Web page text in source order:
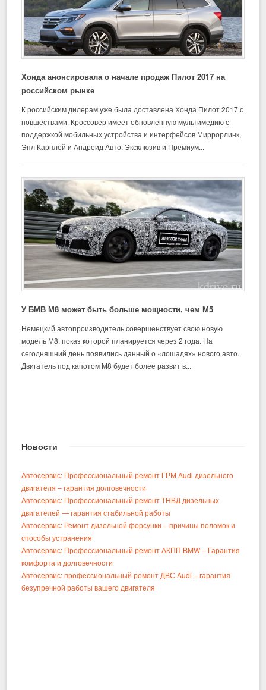
Хонда анонсировала о начале продаж Пилот 2017 на
российском рынке
К российским дилерам уже была доставлена Хонда Пилот 2017 с
новшествами. Кроссовер имеет обновленную мультимедию с
поддержкой мобильных устройства и интерфейсов Миррорлинк,
Эпл Карплей и Андроид Авто. Эксклюзив и Премиум...
У БМВ М8 может быть больше мощности, чем М5
Немецкий автопроизводитель совершенствует свою новую
модель М8, показ которой планируется через 2 года. На
сегодняшний день появились данный о «лошадях» нового авто.
Двигатель под капотом М8 будет более развит в...
Новости
Автосервис: Профессиональный ремонт ГРМ Audi дизельного
двигателя – гарантия долговечности
Автосервис: Профессиональный ремонт ТНВД дизельных
двигателей — гарантия стабильной работы
Автосервис: Ремонт дизельной форсунки – причины поломок и
способы устранения
Автосервис: Профессиональный ремонт АКПП BMW – Гарантия
комфорта и долговечности
Автосервис: профессиональный ремонт ДВС Audi – гарантия
безупречной работы вашего двигателя